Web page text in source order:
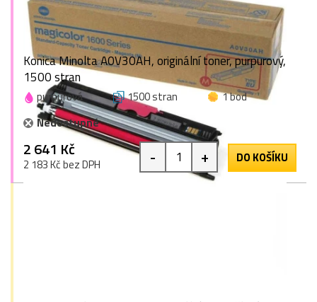
Konica Minolta A0V30AH, originální toner, purpurový,
1500 stran
purpurová 1500 stran
1 bod
Nedostupné
2 641 Kč
2 183 Kč bez DPH - + DO KOŠÍKU